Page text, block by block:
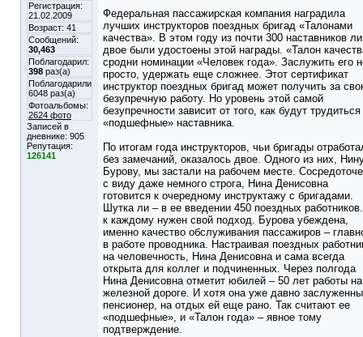
Регистрация:
21.02.2009
Возраст: 41
Сообщений:
30,463
Поблагодарил:
398 раз(а)
Поблагодарили
6048 раз(а)
Фотоальбомы:
2624 фото
Записей в
дневнике: 905
Репутация:
126141
Федеральная пассажирская компания наградила
лучших инструкторов поездных бригад «Талонами
качества». В этом году из почти 300 наставников
двое были удостоены этой награды. «Талон
сродни номинации «Человек года». Заслужить его
просто, удержать еще сложнее. Этот сертификат
инструктор поездных бригад может получить за
безупречную работу. Но уровень этой самой
безупречности зависит от того, как будут трудиться
«подшефные» наставника.
По итогам года инструкторов, чьи бригады
без замечаний, оказалось двое. Одного из них,
Бурову, мы застали на рабочем месте.
с виду даже немного строга, Нина Денисовна
готовится к очередному инструктажу с бригадами.
Шутка ли – в ее введении 450 поездных
к каждому нужен свой подход. Бурова убеждена,
именно качество обслуживания пассажиров –
в работе проводника. Настраивая поездных
на человечность, Нина Денисовна и сама всегда
открыта для коллег и подчиненных. Через полгода
Нина Денисовна отметит юбилей – 50 лет работы на
железной дороге. И хотя она уже давно
пенсионер, на отдых ей еще рано. Так считают ее
«подшефные», и «Талон года» – явное тому
подтверждение.